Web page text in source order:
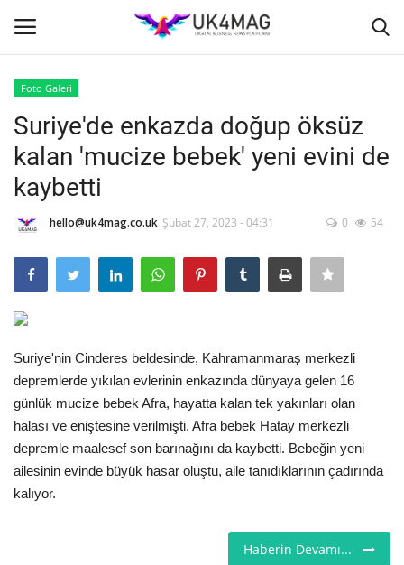
Ana Sayfa
TVNET
TOPLUM
Seri İlanlar
Londra
Foto Galeri
Suriye'de enkazda doğup öksüz
kalan 'mucize bebek' yeni evini de
kaybetti
hello@uk4mag.co.uk Şubat 27, 2023 - 04:31 0 54
Suriye'nin Cinderes beldesinde, Kahramanmaraş merkezli
depremlerde yıkılan evlerinin enkazında dünyaya gelen 16
günlük mucize bebek Afra, hayatta kalan tek yakınları olan
halası ve eniştesine verilmişti. Afra bebek Hatay merkezli
depremle maalesef son barınağını da kaybetti. Bebeğin yeni
ailesinin evinde büyük hasar oluştu, aile tanıdıklarının çadırında
kalıyor.
Haberin Devamı...